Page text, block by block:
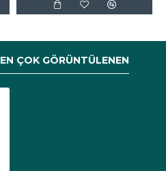
EN ÇOK GÖRÜNTÜLENEN